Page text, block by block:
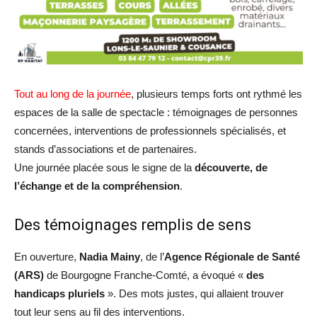
Tout au long de la journée, plusieurs temps forts ont rythmé les
espaces de la salle de spectacle : témoignages de personnes
concernées, interventions de professionnels spécialisés, et
stands d’associations et de partenaires.
Une journée placée sous le signe de la découverte, de
l’échange et de la compréhension.
Des témoignages remplis de sens
En ouverture, Nadia Mainy, de l’Agence Régionale de Santé
(ARS) de Bourgogne Franche-Comté, a évoqué « des
handicaps pluriels ». Des mots justes, qui allaient trouver
tout leur sens au fil des interventions.